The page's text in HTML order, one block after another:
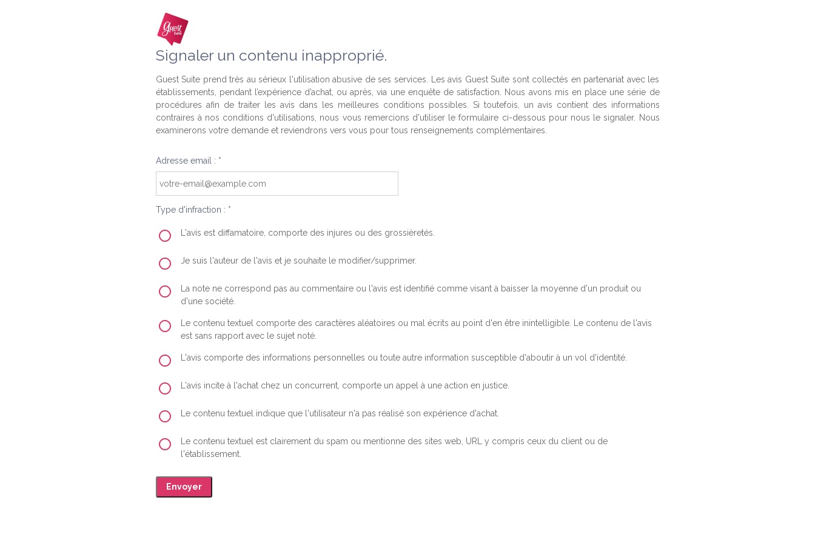
Signaler un contenu inapproprié.
Guest Suite prend très au sérieux l'utilisation abusive de ses services. Les avis Guest Suite sont collectés en partenariat avec les
établissements, pendant l’expérience d’achat, ou après, via une enquête de satisfaction. Nous avons mis en place une série de
procédures afin de traiter les avis dans les meilleures conditions possibles. Si toutefois, un avis contient des informations
contraires à nos conditions d'utilisations, nous vous remercions d'utiliser le formulaire ci-dessous pour nous le signaler. Nous
examinerons votre demande et reviendrons vers vous pour tous renseignements complémentaires.
Adresse email : *
Type d'infraction : *
L'avis est diffamatoire, comporte des injures ou des grossièretés.
Je suis l'auteur de l'avis et je souhaite le modifier/supprimer.
La note ne correspond pas au commentaire ou l'avis est identifié comme visant à baisser la moyenne d'un produit ou
d'une société.
Le contenu textuel comporte des caractères aléatoires ou mal écrits au point d'en être inintelligible. Le contenu de l'avis
est sans rapport avec le sujet noté.
L'avis comporte des informations personnelles ou toute autre information susceptible d'aboutir à un vol d'identité.
L'avis incite à l'achat chez un concurrent, comporte un appel à une action en justice.
Le contenu textuel indique que l'utilisateur n'a pas réalisé son expérience d'achat.
Le contenu textuel est clairement du spam ou mentionne des sites web, URL y compris ceux du client ou de
l'établissement.
Envoyer